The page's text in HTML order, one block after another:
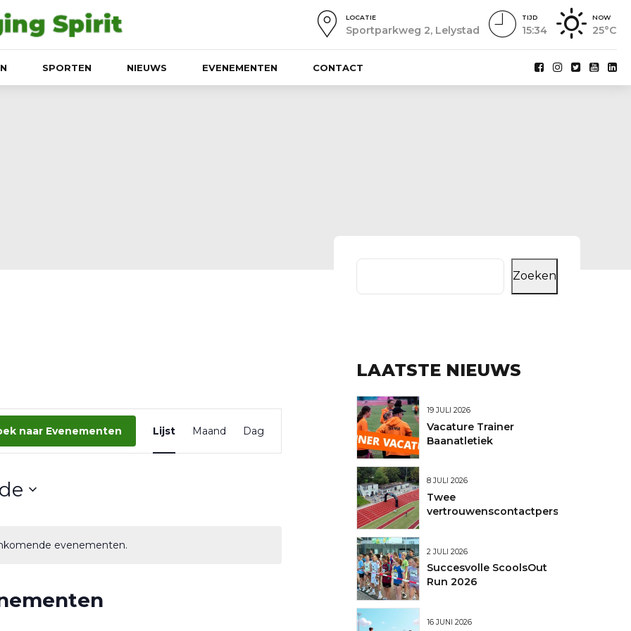
NOW
25°C
TIJD
15:34
LOCATIE
Sportparkweg 2, Lelystad
SPORTEN NIEUWS EVENEMENTEN CONTACT
evenementen.
naar Evenementen
weergaven
Lijst Maand Dag
Zoeken
LAATSTE NIEUWS
19 JULI 2026
Vacature Trainer
Baanatletiek
8 JULI 2026
Twee
vertrouwenscontactpersonen
2 JULI 2026
Succesvolle ScoolsOut
Run 2026
16 JUNI 2026